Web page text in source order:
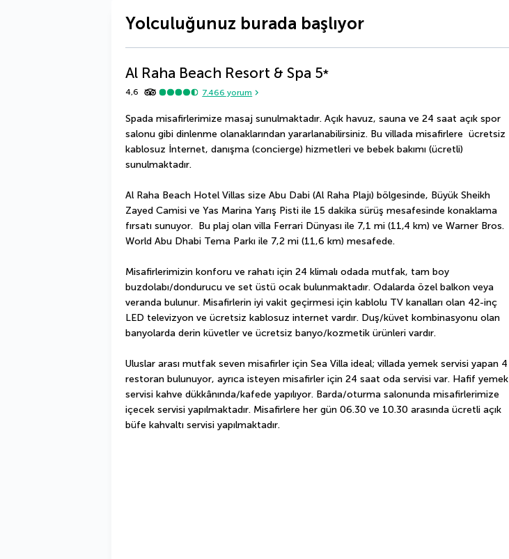
Yolculuğunuz burada başlıyor
Al Raha Beach Resort & Spa 5*
4,6 7.466 yorum
Spada misafirlerimize masaj sunulmaktadır. Açık havuz, sauna ve 24 saat açık spor
salonu gibi dinlenme olanaklarından yararlanabilirsiniz. Bu villada misafirlere  ücretsiz
kablosuz İnternet, danışma (concierge) hizmetleri ve bebek bakımı (ücretli)
sunulmaktadır.
Al Raha Beach Hotel Villas size Abu Dabi (Al Raha Plajı) bölgesinde, Büyük Sheikh
Zayed Camisi ve Yas Marina Yarış Pisti ile 15 dakika sürüş mesafesinde konaklama
fırsatı sunuyor.  Bu plaj olan villa Ferrari Dünyası ile 7,1 mi (11,4 km) ve Warner Bros.
World Abu Dhabi Tema Parkı ile 7,2 mi (11,6 km) mesafede.
Misafirlerimizin konforu ve rahatı için 24 klimalı odada mutfak, tam boy
buzdolabı/dondurucu ve set üstü ocak bulunmaktadır. Odalarda özel balkon veya
veranda bulunur. Misafirlerin iyi vakit geçirmesi için kablolu TV kanalları olan 42-inç
LED televizyon ve ücretsiz kablosuz internet vardır. Duş/küvet kombinasyonu olan
banyolarda derin küvetler ve ücretsiz banyo/kozmetik ürünleri vardır.
Uluslar arası mutfak seven misafirler için Sea Villa ideal; villada yemek servisi yapan 4
restoran bulunuyor, ayrıca isteyen misafirler için 24 saat oda servisi var. Hafif yemek
servisi kahve dükkânında/kafede yapılıyor. Barda/oturma salonunda misafirlerimize
içecek servisi yapılmaktadır. Misafirlere her gün 06.30 ve 10.30 arasında ücretli açık
büfe kahvaltı servisi yapılmaktadır.